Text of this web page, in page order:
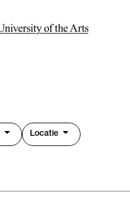
Locatie